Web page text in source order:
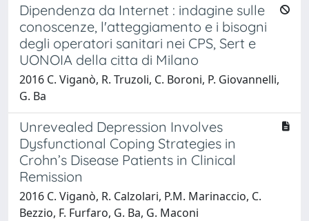
Dipendenza da Internet : indagine sulle
conoscenze, l'atteggiamento e i bisogni
degli operatori sanitari nei CPS, Sert e
UONOIA della citta di Milano
2016 C. Viganò, R. Truzoli, C. Boroni, P. Giovannelli,
G. Ba
Unrevealed Depression Involves
Dysfunctional Coping Strategies in
Crohn’s Disease Patients in Clinical
Remission
2016 C. Viganò, R. Calzolari, P.M. Marinaccio, C.
Bezzio, F. Furfaro, G. Ba, G. Maconi